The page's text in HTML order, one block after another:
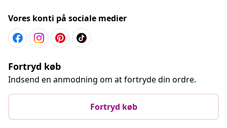
Vores konti på sociale medier
Fortryd køb
Indsend en anmodning om at fortryde din ordre.
Fortryd køb